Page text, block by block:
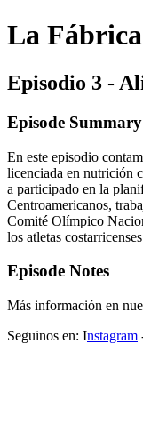
La
Episodio 3 -
Episode Summary
En este episodio
licenciada en nutrición
a participado en la
Centroamericanos,
Comité Olímpico
los atletas
Episode Notes
Más información en
Seguinos en: Instagram